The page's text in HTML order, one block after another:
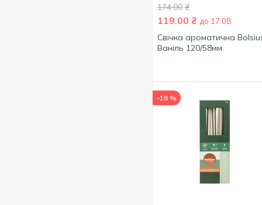
174.00 ₴
119.00 ₴ до 17.08
Свічка ароматична
Ваніль 120/58мм
-18 %